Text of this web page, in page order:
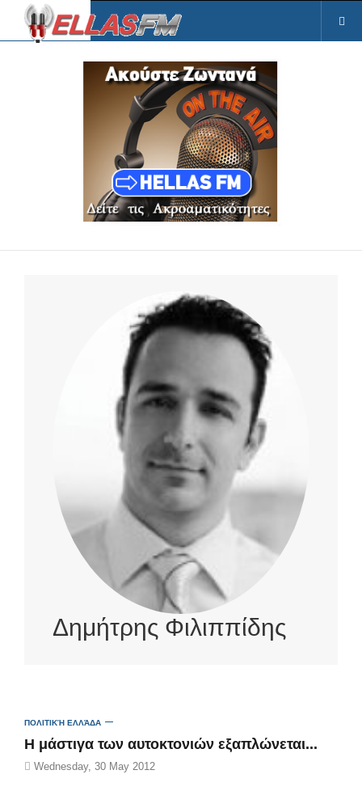
Δημήτρης Φιλιππίδης
ΠΟΛΙΤΙΚΉ ΕΛΛΆΔΑ
Η μάστιγα των αυτοκτονιών εξαπλώνεται...
Wednesday, 30 May 2012